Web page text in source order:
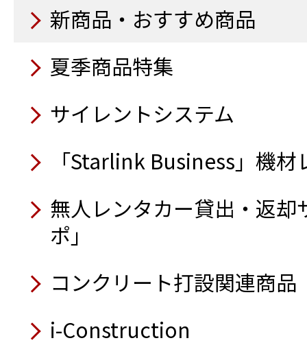
衛星インターネットサー
ーリンク）」
トイレカー
ラジコン草刈機 神刈
半自動ロボット低床式重
ーダー®」
7月
9月
吸排水掃除機100
発電機自動運転盤
8月
自律型掃除ロボット
コ®セーフティゲート）
7月
9月
レイアウトツール自動墨
電動追従運搬台車フォロ
8月
電動ハンドトロウェル
コードレス式バイブレー
アルミ製型枠
9月
電動階段運搬車
アルミ製台車（アルカー
8月
スタンションダンプ2.7t
ラジコン草刈機 神刈
7月
10月
トラック感知柵
除菌蛍光ライト
9月
オフグリッドシステム搭
オフグリッドシステム搭
（軽バン仕様）
ガラ処理機／可搬式
アクアジャスター
10月
ハイブリッド発電機
9月
回転灯（人感仕様）
自動玉外し装置
吸遮音パネル
自走式木材破砕機
10月
ラインドラゴン（コンク
トロウェル／騎乗式
スクリード
可視光通信装置 i-MAJUN
Safety Training System
業車編・感電編・バック
新商品・おすすめ商品
夏季商品特集
サイレントシステム
「Starlink Business」機
無人レンタカー貸出・返却
ポ」
コンクリート打設関連商品
i-Construction